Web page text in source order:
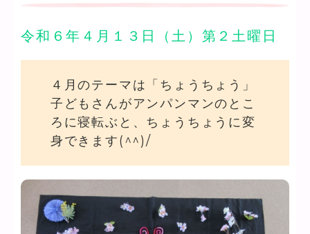
令和６年４月１３日（土）第２土曜日
４月のテーマは「ちょうちょう」
子どもさんがアンパンマンのとこ
ろに寝転ぶと、ちょうちょうに変
身できます(^^)/